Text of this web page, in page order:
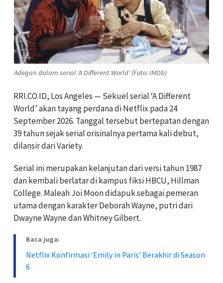
Adegan dalam serial 'A Different World' (Foto: IMDb)
RRI.CO.ID, Los Angeles — Sekuel serial ‘A Different
World’ akan tayang perdana di Netflix pada 24
September 2026. Tanggal tersebut bertepatan dengan
39 tahun sejak serial orisinalnya pertama kali debut,
dilansir dari Variety.
Serial ini merupakan kelanjutan dari versi tahun 1987
dan kembali berlatar di kampus fiksi HBCU, Hillman
College. Maleah Joi Moon didapuk sebagai pemeran
utama dengan karakter Deborah Wayne, putri dari
Dwayne Wayne dan Whitney Gilbert.
Baca juga:
Netflix Konfirmasi ‘Emily in Paris’ Berakhir di Season
6